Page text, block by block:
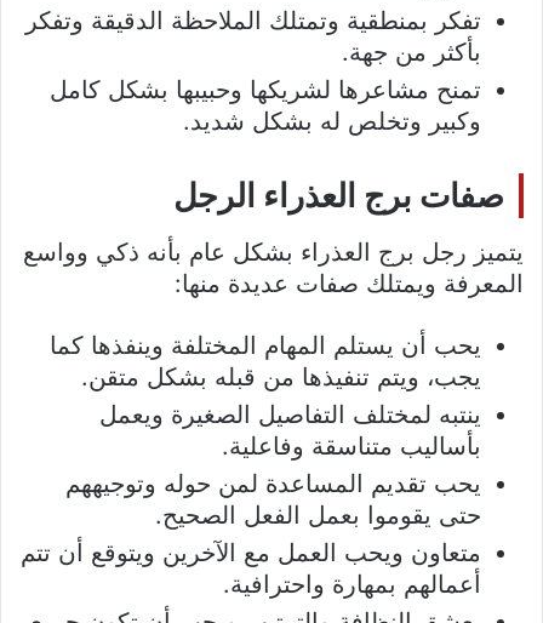
تفكر بمنطقية وتمتلك الملاحظة الدقيقة وتفكر
بأكثر من جهة.
تمنح مشاعرها لشريكها وحبيبها بشكل كامل
وكبير وتخلص له بشكل شديد.
صفات برج العذراء الرجل
يتميز رجل برج العذراء بشكل عام بأنه ذكي وواسع
المعرفة ويمتلك صفات عديدة منها:
يحب أن يستلم المهام المختلفة وينفذها كما
يجب، ويتم تنفيذها من قبله بشكل متقن.
ينتبه لمختلف التفاصيل الصغيرة ويعمل
بأساليب متناسقة وفاعلية.
يحب تقديم المساعدة لمن حوله وتوجيههم
حتى يقوموا بعمل الفعل الصحيح.
متعاون ويحب العمل مع الآخرين ويتوقع أن تتم
أعمالهم بمهارة واحترافية.